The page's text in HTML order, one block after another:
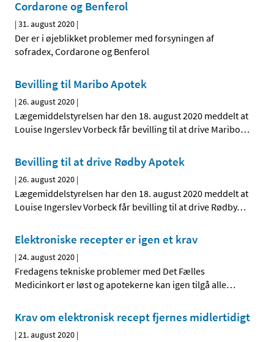
Cordarone og Benferol
|31. august 2020 |
Der er i øjeblikket problemer med forsyningen af
sofradex, Cordarone og Benferol
Bevilling til Maribo Apotek
|26. august 2020 |
Lægemiddelstyrelsen har den 18. august 2020 meddelt at
Louise Ingerslev Vorbeck får bevilling til at drive Maribo…
Bevilling til at drive Rødby Apotek
|26. august 2020 |
Lægemiddelstyrelsen har den 18. august 2020 meddelt at
Louise Ingerslev Vorbeck får bevilling til at drive Rødby…
Elektroniske recepter er igen et krav
|24. august 2020 |
Fredagens tekniske problemer med Det Fælles
Medicinkort er løst og apotekerne kan igen tilgå alle…
Krav om elektronisk recept fjernes midlertidigt
|21. august 2020 |